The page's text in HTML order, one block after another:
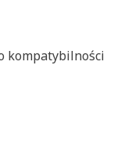
kompatybilności